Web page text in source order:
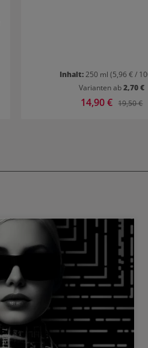
Anschluss sollte das Haar
dazugehörigen Conditioner
Inhalt:250 ml (5,96 € /
Varianten ab2,70 €
Verkaufspreis:
14,90 € 19,50 €